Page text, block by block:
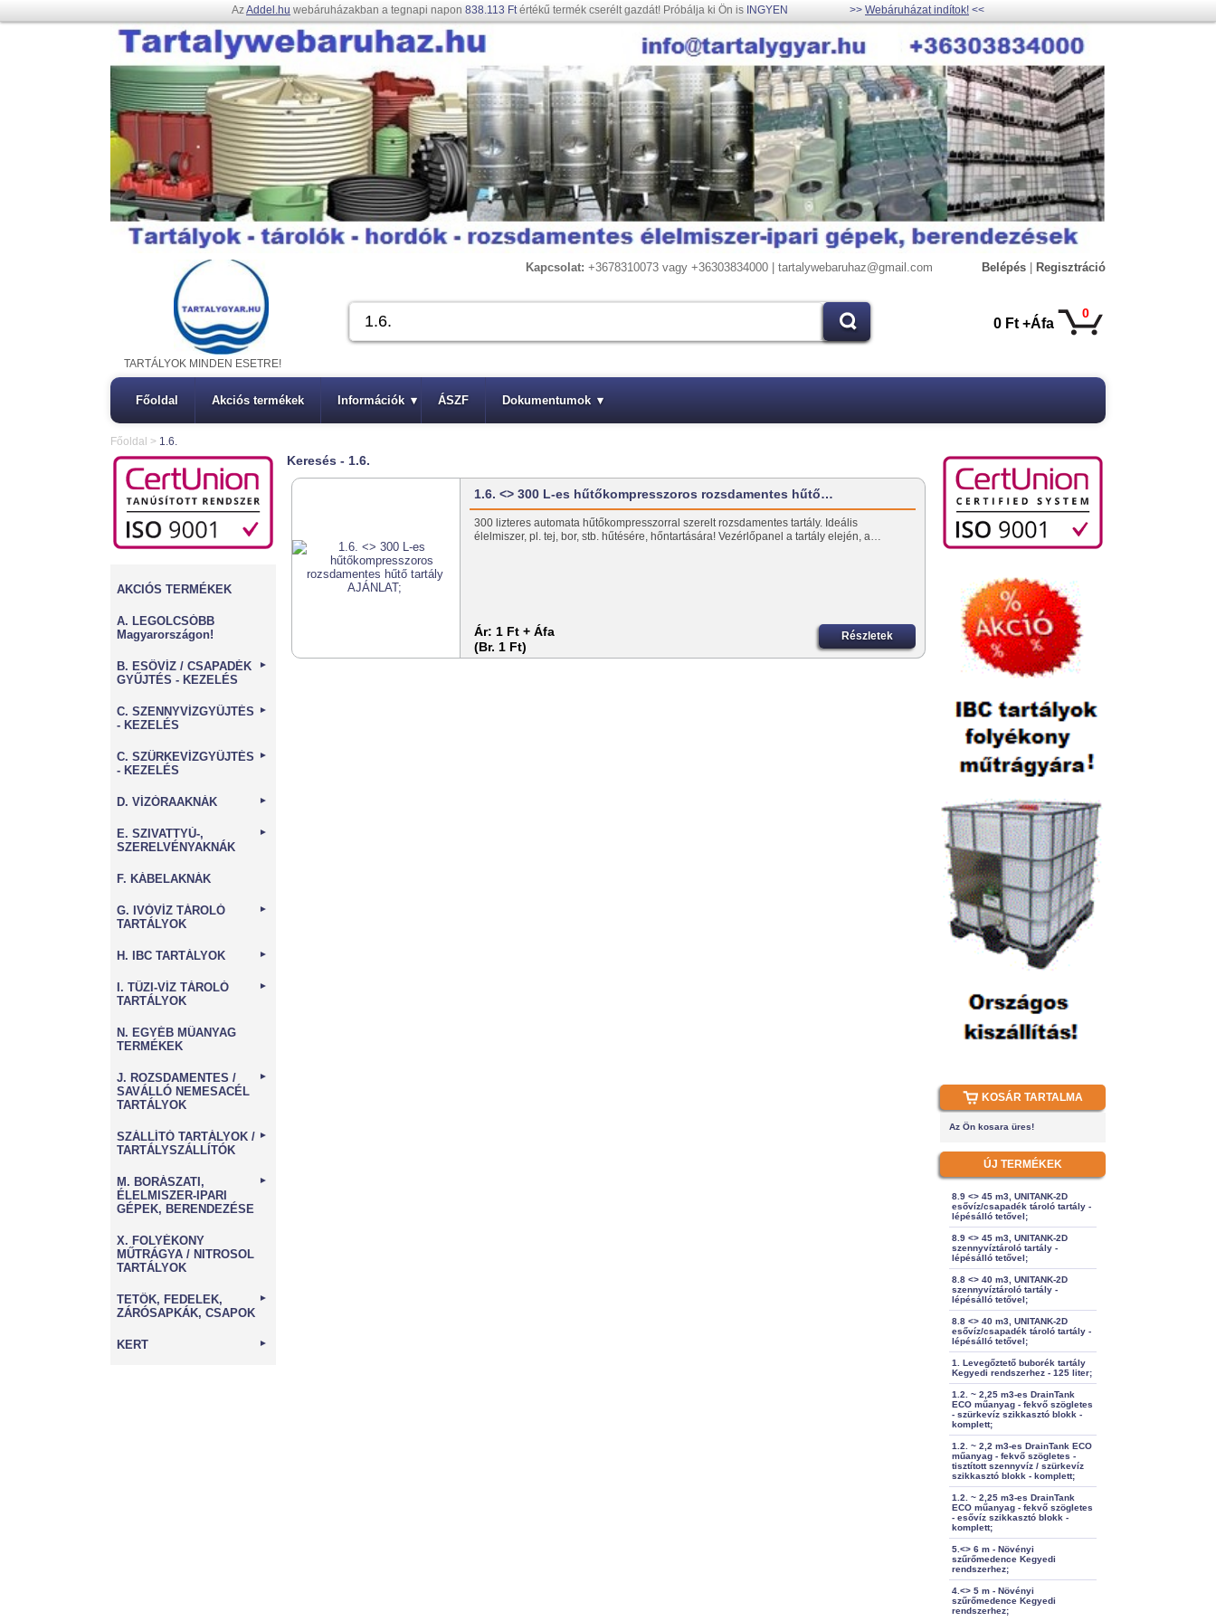
AzAddel.hu webáruházakban a tegnapi napon 838.113 Ftértékű termék cserélt gazdát! Próbálja ki Ön is INGYEN >> Webáruházat indítok! <<
Kapcsolat: +3678310073 vagy +36303834000 | tartalywebaruhaz@gmail.com Belépés Regisztráció
0
0 Ft +Áfa
TARTÁLYOK MINDEN ESETRE!
Főoldal Akciós termékek Információk ▾ ÁSZF Dokumentumok ▾
Főoldal > 1.6.
AKCIÓS TERMÉKEK
A. LEGOLCSÓBB
Magyarországon!
B. ESŐVÍZ / CSAPADÉK
GYŰJTÉS - KEZELÉS
►
C. SZENNYVÍZGYŰJTÉS
- KEZELÉS
►
C. SZÜRKEVÍZGYŰJTÉS
- KEZELÉS
►
D. VÍZÓRAAKNÁK ►
E. SZIVATTYÚ-,
SZERELVÉNYAKNÁK
►
F. KÁBELAKNÁK
G. IVÓVÍZ TÁROLÓ
TARTÁLYOK
►
H. IBC TARTÁLYOK ►
I. TŰZI-VÍZ TÁROLÓ
TARTÁLYOK
►
N. EGYÉB MŰANYAG
TERMÉKEK
J. ROZSDAMENTES /
SAVÁLLÓ NEMESACÉL
TARTÁLYOK
►
SZÁLLÍTÓ TARTÁLYOK /
TARTÁLYSZÁLLÍTÓK
►
M. BORÁSZATI,
ÉLELMISZER-IPARI
GÉPEK, BERENDEZÉSE
►
X. FOLYÉKONY
MŰTRÁGYA / NITROSOL
TARTÁLYOK
TETŐK, FEDELEK,
ZÁRÓSAPKÁK, CSAPOK
►
KERT ►
Keresés - 1.6.
1.6. <> 300 L-es hűtőkompresszoros rozsdamentes hűtő…
300 lizteres automata hűtőkompresszorral szerelt rozsdamentes tartály. Ideális
élelmiszer, pl. tej, bor, stb. hűtésére, hőntartására! Vezérlőpanel a tartály elején, a…
Ár: 1 Ft + Áfa
(Br. 1 Ft)
Részletek
KOSÁR TARTALMA
Az Ön kosara üres!
ÚJ TERMÉKEK
8.9 <> 45 m3, UNITANK-2D
esővíz/csapadék tároló tartály -
lépésálló tetővel;
8.9 <> 45 m3, UNITANK-2D
szennyvíztároló tartály -
lépésálló tetővel;
8.8 <> 40 m3, UNITANK-2D
szennyvíztároló tartály -
lépésálló tetővel;
8.8 <> 40 m3, UNITANK-2D
esővíz/csapadék tároló tartály -
lépésálló tetővel;
1. Levegőztető buborék tartály
Kegyedi rendszerhez - 125 liter;
1.2. ~ 2,25 m3-es DrainTank
ECO műanyag - fekvő szögletes
- szürkevíz szikkasztó blokk -
komplett;
1.2. ~ 2,2 m3-es DrainTank ECO
műanyag - fekvő szögletes -
tisztított szennyvíz / szürkevíz
szikkasztó blokk - komplett;
1.2. ~ 2,25 m3-es DrainTank
ECO műanyag - fekvő szögletes
- esővíz szikkasztó blokk -
komplett;
5.<> 6 m - Növényi
szűrőmedence Kegyedi
rendszerhez;
4.<> 5 m - Növényi
szűrőmedence Kegyedi
rendszerhez;